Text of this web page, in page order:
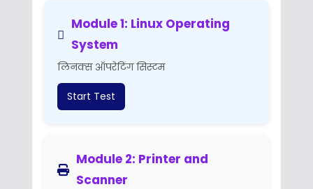
Module 1: Linux Operating
System
लिनक्स ऑपरेटिंग सिस्टम
Start Test
Module 2: Printer and
Scanner